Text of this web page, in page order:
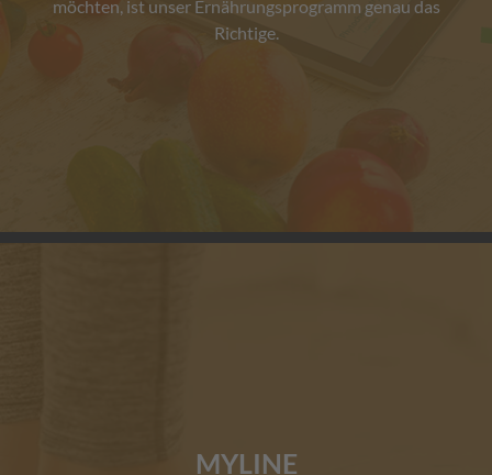
möchten, ist unser Ernährungsprogramm genau das
Richtige.
MYLINE